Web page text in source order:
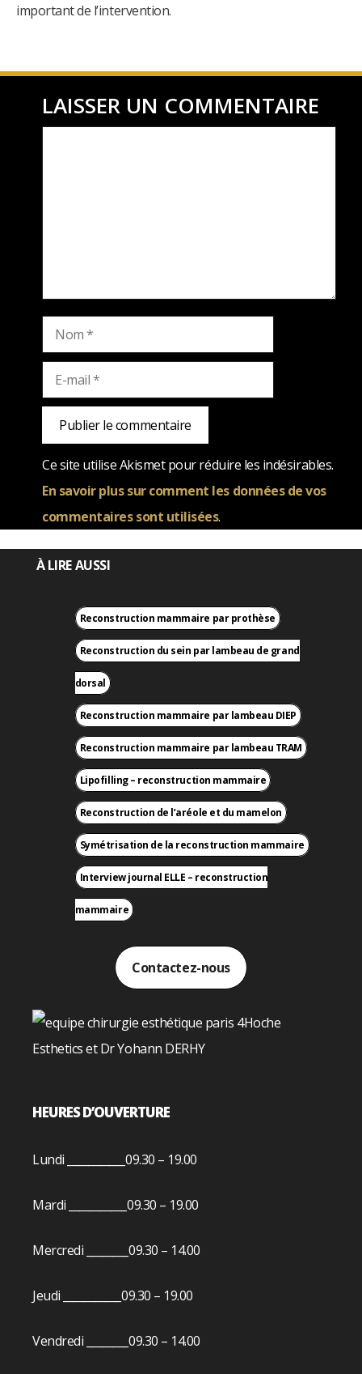
important de l’intervention.
LAISSER UN COMMENTAIRE
Nom
mail
Ce site utilise Akismet pour réduire les indésirables.
En savoir plus sur comment les données de vos
commentaires sont utilisées.
À LIRE AUSSI
Reconstruction mammaire par prothèse
Reconstruction du sein par lambeau de grand
dorsal
Reconstruction mammaire par lambeau DIEP
Reconstruction mammaire par lambeau TRAM
Lipofilling – reconstruction mammaire
Reconstruction de l’aréole et du mamelon
Symétrisation de la reconstruction mammaire
Interview journal ELLE – reconstruction
mammaire
Contactez-nous
HEURES D’OUVERTURE
Lundi ___________09.30 – 19.00
Mardi ___________09.30 – 19.00
Mercredi ________09.30 – 14.00
Jeudi ___________09.30 – 19.00
Vendredi ________09.30 – 14.00